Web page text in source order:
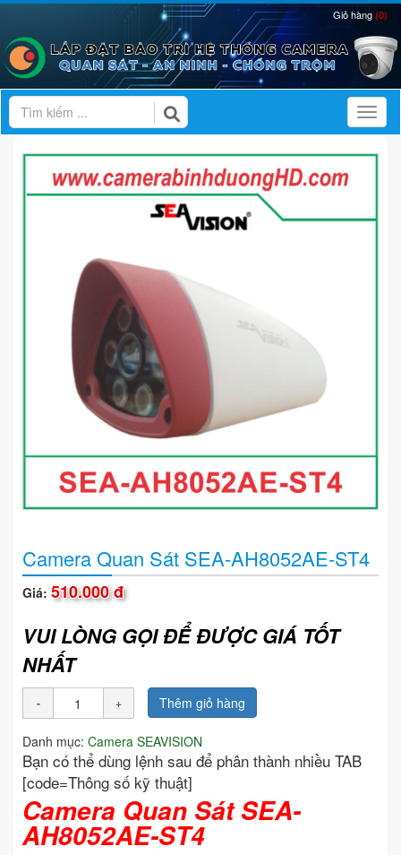
Giỏ hàng(0)
Camera Quan Sát SEA-AH8052AE-ST4
Giá: 510.000 đ
VUI LÒNG GỌI ĐỂ ĐƯỢC GIÁ TỐT
NHẤT
Thêm giỏ hàng
Danh mục: Camera SEAVISION
Bạn có thể dùng lệnh sau để phân thành nhiều TAB
[code=Thông số kỹ thuật]
Camera Quan Sát SEA-
AH8052AE-ST4